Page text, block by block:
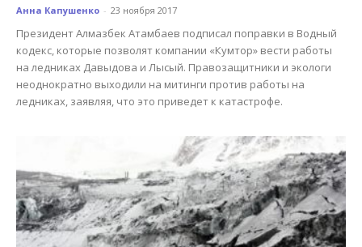
Анна Капушенко - 23 ноября 2017
Президент Алмазбек Атамбаев подписал поправки в Водный
кодекс, которые позволят компании «Кумтор» вести работы
на ледниках Давыдова и Лысый. Правозащитники и экологи
неоднократно выходили на митинги против работы на
ледниках, заявляя, что это приведет к катастрофе.